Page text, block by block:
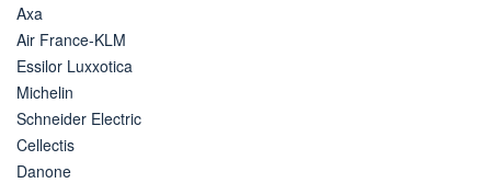
Axa
Air France-KLM
Essilor Luxxotica
Michelin
Schneider Electric
Cellectis
Danone